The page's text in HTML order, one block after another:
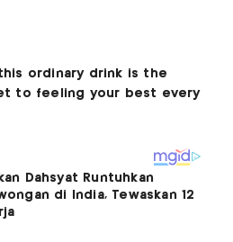
Dahsyat Runtuhkan
di India, Tewaskan 12